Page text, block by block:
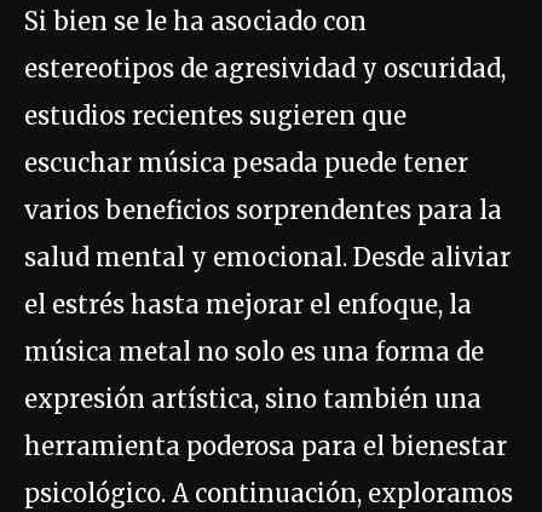
Si bien se le ha asociado con
estereotipos de agresividad y oscuridad,
estudios recientes sugieren que
escuchar música pesada puede tener
varios beneficios sorprendentes para la
salud mental y emocional. Desde aliviar
el estrés hasta mejorar el enfoque, la
música metal no solo es una forma de
expresión artística, sino también una
herramienta poderosa para el bienestar
psicológico. A continuación, exploramos